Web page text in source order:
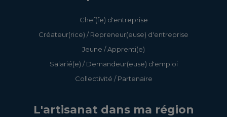
Chef(fe) d'entreprise
Créateur(rice) / Repreneur(euse) d'entreprise
Jeune / Apprenti(e)
Salarié(e) / Demandeur(euse) d'emploi
Collectivité / Partenaire
L'artisanat dans ma région